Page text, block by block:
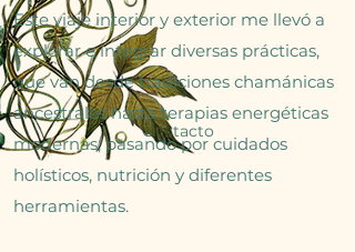
Contacto
Este viaje interior y exterior me llevó a
explorar e integrar diversas prácticas,
que van desde tradiciones chamánicas
ancestrales hasta terapias energéticas
modernas, pasando por cuidados
holísticos, nutrición y diferentes
herramientas.